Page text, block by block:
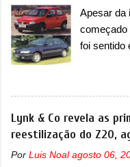
poderá
modulo de...
Strada
conseguiu
T200,
Fastback.
picape, é
mercado
Apesar da
começado
foi sentido
começar
destacado
nosso
certeza foi
Chevrolet
ano
Lynk & Co revela as
reestilização do Z20,
Por Luis Noal agosto 06,